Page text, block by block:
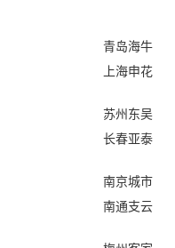
青岛海牛
上海申花
苏州东吴
长春亚泰
南京城市
南通支云